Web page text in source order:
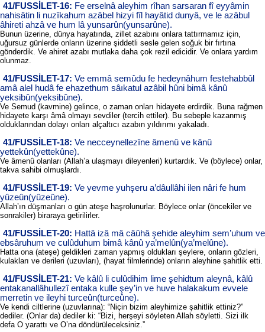
41/FUSSİLET-16: Fe erselnâ aleyhim rîhan sarsaran fî eyyâmin
nahisâtin li nuzîkahum azâbel hizyi fîl hayâtid dunyâ, ve le azâbul
âhireti ahzâ ve hum lâ yunsarûn(yunsarûne).
Bunun üzerine, dünya hayatında, zillet azabını onlara tattırmamız için,
uğursuz günlerde onların üzerine şiddetli sesle gelen soğuk bir fırtına
gönderdik. Ve ahiret azabı mutlaka daha çok rezil edicidir. Ve onlara yardım
olunmaz.
41/FUSSİLET-17: Ve emmâ semûdu fe hedeynâhum festehabbûl
amâ alel hudâ fe ehazethum sâıkatul azâbil hûni bimâ kânû
yeksibûn(yeksibûne).
Ve Semud (kavmine) gelince, o zaman onları hidayete erdirdik. Buna rağmen
hidayete karşı âmâ olmayı sevdiler (tercih ettiler). Bu sebeple kazanmış
olduklarından dolayı onları alçaltıcı azabın yıldırımı yakaladı.
41/FUSSİLET-18: Ve necceynellezîne âmenû ve kânû
yettekûn(yettekûne).
Ve âmenû olanları (Allah’a ulaşmayı dileyenleri) kurtardık. Ve (böylece) onlar,
takva sahibi olmuşlardı.
41/FUSSİLET-19: Ve yevme yuhşeru a’dâullâhi ilen nâri fe hum
yûzeûn(yûzeûne).
Allah’ın düşmanları o gün ateşe haşrolunurlar. Böylece onlar (öncekiler ve
sonrakiler) biraraya getirilirler.
41/FUSSİLET-20: Hattâ izâ mâ câûhâ şehide aleyhim sem’uhum ve
ebsâruhum ve culûduhum bimâ kânû ya’melûn(ya’melûne).
Hatta ona (ateşe) geldikleri zaman yapmış oldukları şeylere, onların gözleri,
kulakları ve derileri (uzuvları), (hayat filmlerinde) onların aleyhine şahitlik etti.
41/FUSSİLET-21: Ve kâlû li culûdihim lime şehidtum aleynâ, kâlû
entakanallâhullezî entaka kulle şey’in ve huve halakakum evvele
merretin ve ileyhi turceûn(turceûne).
Ve kendi ciltlerine (uzuvlarına): “Niçin bizim aleyhimize şahitlik ettiniz?”
dediler. (Onlar da) dediler ki: “Bizi, herşeyi söyleten Allah söyletti. Sizi ilk
defa O yarattı ve O’na döndürüleceksiniz.”